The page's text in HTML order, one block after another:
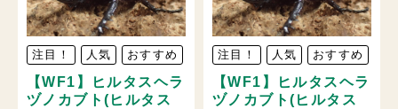
注目！ 人気 おすすめ
【WF1】ヒルタスヘラ
ヅノカブト(ヒルタス
注目！ 人気 おすすめ
【WF1】ヒルタスヘラ
ヅノカブト(ヒルタス